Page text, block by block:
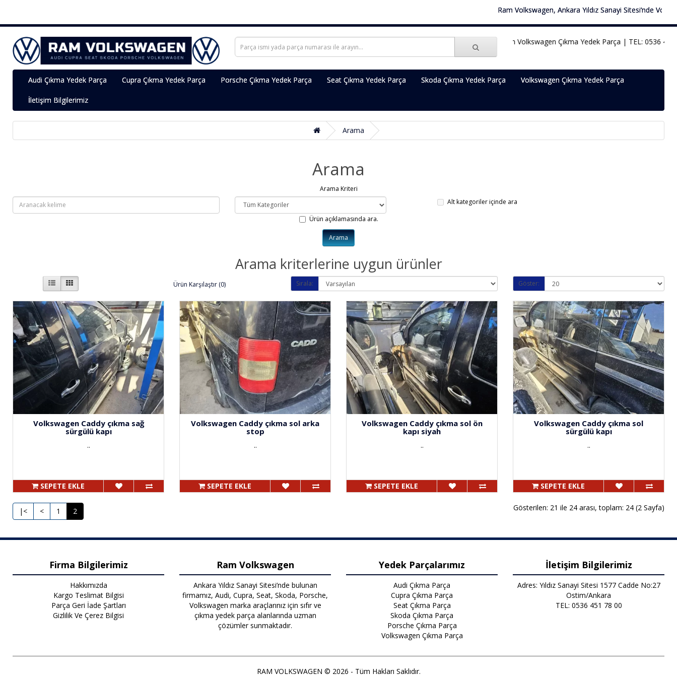
Ram Volkswagen, Ankara Yıldız Sanayi Sitesi’nde
Ram Volkswagen Çıkma Yedek Parça | TEL: 0536 451 78
Audi Çıkma Yedek Parça Cupra Çıkma Yedek Parça Porsche Çıkma Yedek Parça Seat Çıkma Yedek Parça Skoda Çıkma Yedek Parça Volkswagen Çıkma Yedek Parça
İletişim Bilgilerimiz
Arama
Arama
Arama Kriteri
Alt kategoriler içinde ara
Ürün açıklamasında ara.
Arama kriterlerine uygun ürünler
Ürün Karşılaştır (0) Sırala: Göster:
Volkswagen Caddy çıkma sağ
sürgülü kapı
..
SEPETE EKLE
Volkswagen Caddy çıkma sol arka
stop
..
SEPETE EKLE
Volkswagen Caddy çıkma sol ön
kapı siyah
..
SEPETE EKLE
Volkswagen Caddy çıkma sol
sürgülü kapı
..
SEPETE EKLE
|< < 1 2 Gösterilen: 21 ile 24 arası, toplam: 24 (2 Sayfa)
Firma Bilgilerimiz
Hakkımızda
Kargo Teslimat Bilgisi
Parça Geri İade Şartları
Gizlilik Ve Çerez Bilgisi
Ram Volkswagen
Ankara Yıldız Sanayi Sitesi’nde bulunan
firmamız, Audi, Cupra, Seat, Skoda, Porsche,
Volkswagen marka araçlarınız için sıfır ve
çıkma yedek parça alanlarında uzman
çözümler sunmaktadır.
Yedek Parçalarımız
Audi Çıkma Parça
Cupra Çıkma Parça
Seat Çıkma Parça
Skoda Çıkma Parça
Porsche Çıkma Parça
Volkswagen Çıkma Parça
İletişim Bilgilerimiz
Adres: Yıldız Sanayi Sitesi 1577 Cadde No:27
Ostim/Ankara
TEL: 0536 451 78 00
RAM VOLKSWAGEN © 2026 - Tüm Hakları Saklıdır.